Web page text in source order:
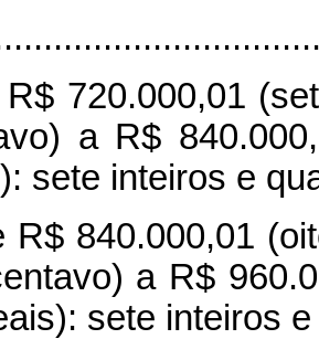
R$ 720.000,01
a R$
sete inteiros e
R$ 840.000,01
a R$
sete inteiros